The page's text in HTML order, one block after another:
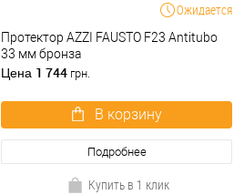
Ожидается
Протектор AZZI FAUSTO F23 Antitubo
33 мм бронза
Цена 1 744 грн.
В корзину
Подробнее
Купить в 1 клик